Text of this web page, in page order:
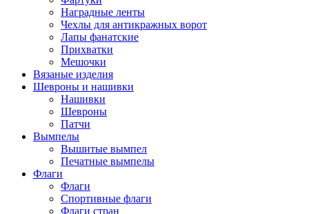
Наградные ленты
Чехлы для антикражных ворот
Лапы фанатские
Прихватки
Мешочки
Вязаные изделия
Шевроны и нашивки
Нашивки
Шевроны
Патчи
Вымпелы
Вышитые вымпел
Печатные вымпелы
Флаги
Флаги
Спортивные флаги
Флаги стран